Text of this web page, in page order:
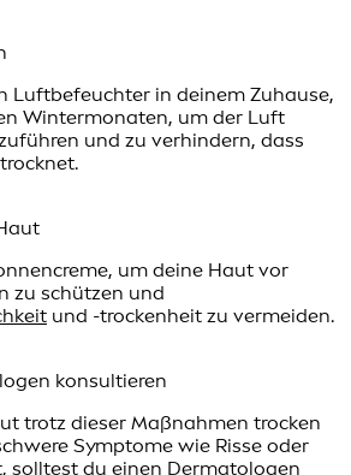
Luftbefeuchter in deinem Zuhause,
Wintermonaten, um der Luft
und zu verhindern, dass
um deine Haut vor
zu schützen und
und -trockenheit zu vermeiden.
konsultieren
trotz dieser Maßnahmen trocken
Symptome wie Risse oder
solltest du einen Dermatologen